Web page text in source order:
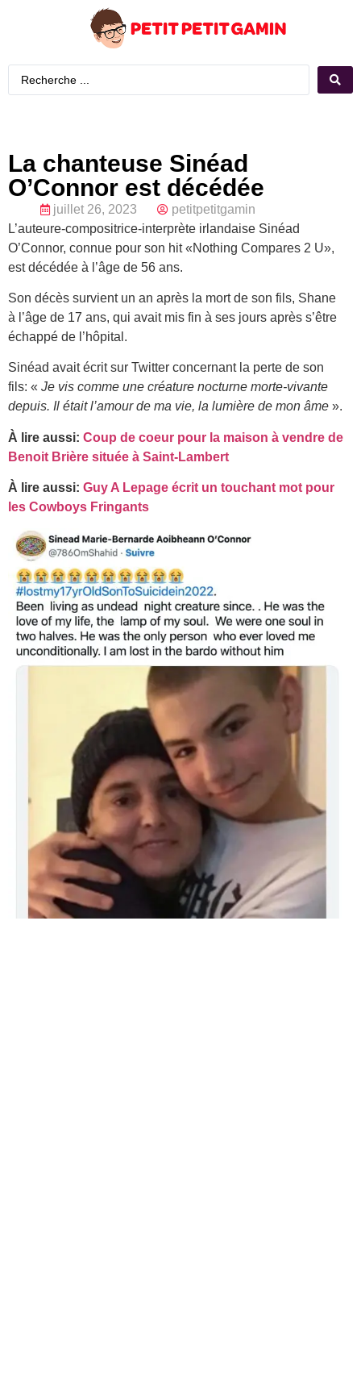
La chanteuse Sinéad
O’Connor est décédée
juillet 26, 2023
petitpetitgamin
L’auteure-compositrice-interprète irlandaise Sinéad
O’Connor, connue pour son hit «Nothing Compares 2 U»,
est décédée à l’âge de 56 ans.
Son décès survient un an après la mort de son fils, Shane
à l’âge de 17 ans, qui avait mis fin à ses jours après s’être
échappé de l’hôpital.
Sinéad avait écrit sur Twitter concernant la perte de son
fils: « Je vis comme une créature nocturne morte-vivante
depuis. Il était l’amour de ma vie, la lumière de mon âme ».
À lire aussi: Coup de coeur pour la maison à vendre de
Benoit Brière située à Saint-Lambert
À lire aussi: Guy A Lepage écrit un touchant mot pour
les Cowboys Fringants